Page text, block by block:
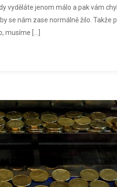
vyděláte jenom málo a pak vám
se nám zase normálně žilo. Takže
musíme […]